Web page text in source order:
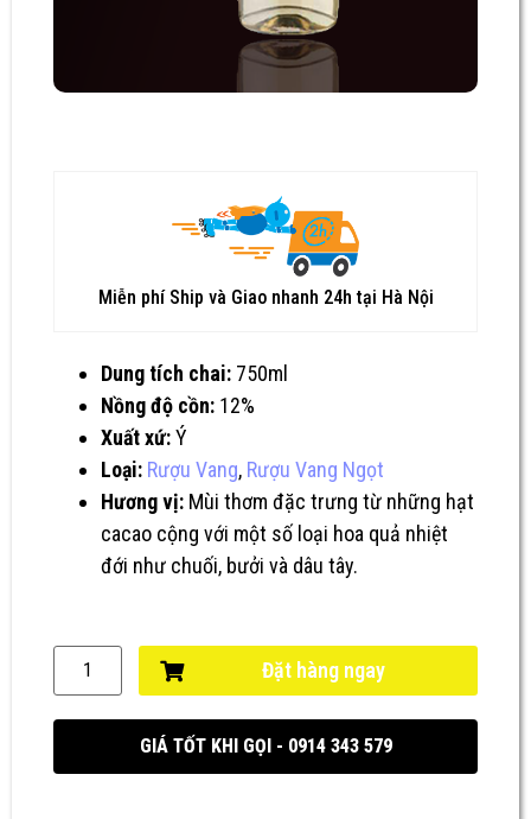
Miễn phí Ship và Giao nhanh 24h tại Hà Nội
Dung tích chai: 750ml
Nồng độ cồn: 12%
Xuất xứ:Ý
Loại: Rượu Vang, Rượu Vang Ngọt
Hương vị: Mùi thơm đặc trưng từ những hạt
cacao cộng với một số loại hoa quả nhiệt
đới như chuối, bưởi và dâu tây.
Đặt hàng ngay
GIÁ TỐT KHI GỌI - 0914 343 579